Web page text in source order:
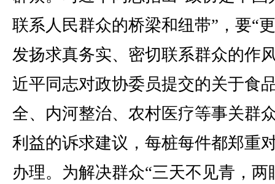
联系人民群众的桥梁和纽带”，要“
发扬求真务实、密切联系群众的作
近平同志对政协委员提交的关于食
全、内河整治、农村医疗等事关群
利益的诉求建议，每桩每件都郑重
办理。为解决群众“三天不见青，两